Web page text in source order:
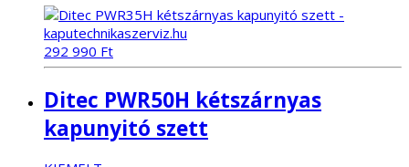
292 990 Ft
Ditec PWR50H kétszárnyas
kapunyitó szett